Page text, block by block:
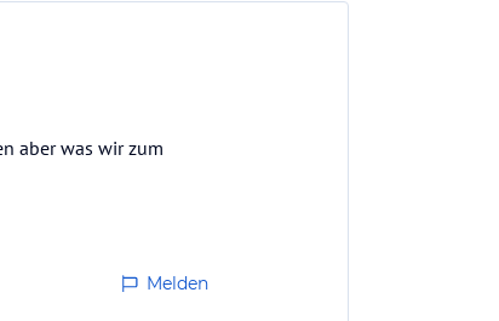
aber was wir zum
Melden